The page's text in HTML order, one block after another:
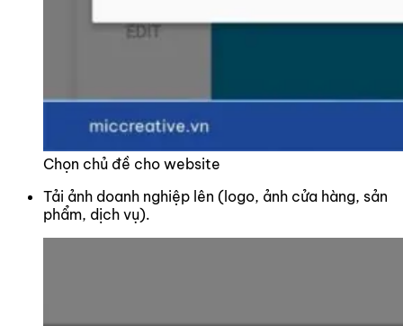
Chọn chủ đề cho website
Tải ảnh doanh nghiệp lên (logo, ảnh cửa hàng, sản
phẩm, dịch vụ).